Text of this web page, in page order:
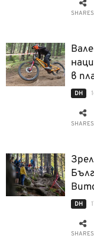
SHARES
в
DH
SHARES
DH
SHARES